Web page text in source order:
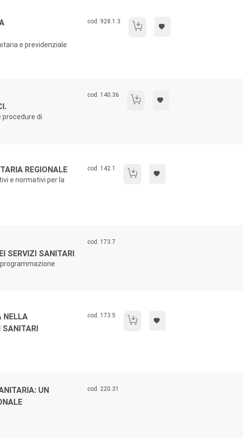
e previdenziale
Codice libro:
cod. 928.1.3 Informatica e pubblica amministrazione
di
Codice libro:
cod. 140.36 I consumi farmaceutici.
REGIONALE
e normativi per la
Codice libro:
cod. 142.1 Programmazione sanitaria regionale
SERVIZI SANITARI
Codice libro:
cod. 173.7
NELLA
SANITARI
Codice libro:
cod. 173.5 Efficacia ed efficienza nella produzione dei
UN
Codice libro:
cod. 220.31